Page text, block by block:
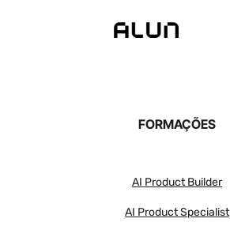
FORMAÇÕES
AI Product Builder
AI Product Specialist